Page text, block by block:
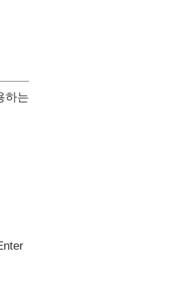
하는